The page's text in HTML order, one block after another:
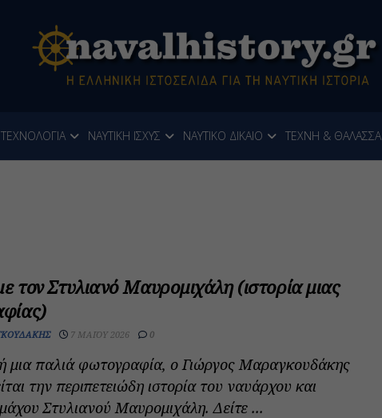
ΝΑΥΤΙΚΗ ΙΣΧΥΣ ΝΑΥΤΙΚΟ ΔΙΚΑΙΟ ΤΕΧΝΗ & ΘΑΛΑΣΣΑ
τον Στυλιανό Μαυρομιχάλη (ιστορία μιας
7 ΜΑΪ́ΟΥ 2026 0
παλιά φωτογραφία, ο Γιώργος Μαραγκουδάκης
την περιπετειώδη ιστορία του ναυάρχου και
Στυλιανού Μαυρομιχάλη. Δείτε ...